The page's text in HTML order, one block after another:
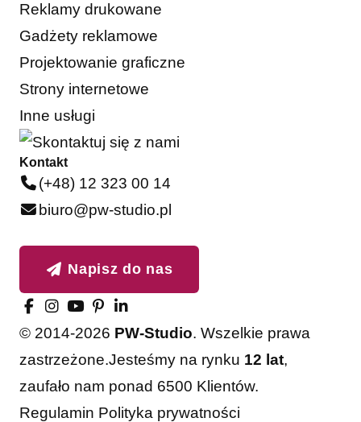
Reklamy drukowane
Gadżety reklamowe
Projektowanie graficzne
Strony internetowe
Inne usługi
Kontakt
(+48) 12 323 00 14
biuro@pw-studio.pl
Napisz do nas
© 2014-2026 PW-Studio. Wszelkie prawa
zastrzeżone.Jesteśmy na rynku 12 lat,
zaufało nam ponad 6500 Klientów.
Regulamin Polityka prywatności